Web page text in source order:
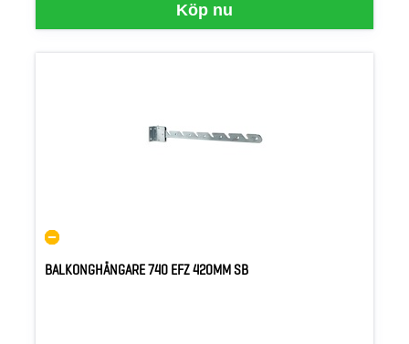
Köp nu
BALKONGHÄNGARE 740 EFZ 420MM SB